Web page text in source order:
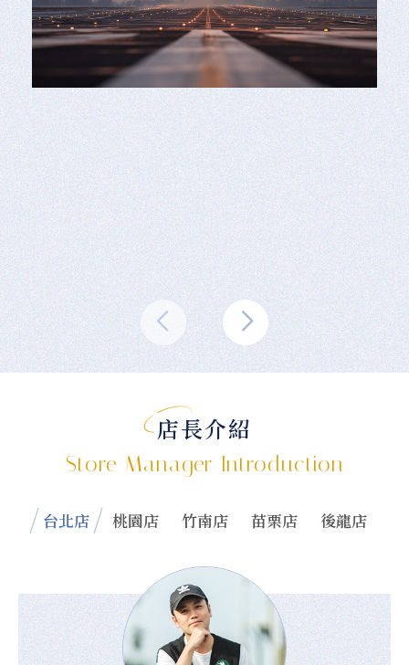
學會這 10 招，新手也能買到便宜的機票價格
󠀠出國最難的事情，第一請假，第二買機票。 󠀠買機票不
難，只要知道一些觀念和小技巧，你會更有機會買到便宜
的機票價格。 這篇文章，整理了 10 個買機票的小技巧，
從最基本的比價方法，到內行人習慣的操作策略，讓你在
下次出發前，少一點遲疑，多一點從容。